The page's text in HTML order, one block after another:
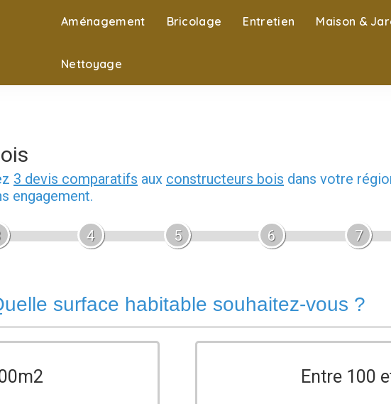
Aménagement Bricolage Entretien Maison &
Nettoyage
3 devis comparatifs aux constructeurs bois dans votre
engagement.
4 5 6 7
surface habitable souhaitez-vous ?
Entre 100